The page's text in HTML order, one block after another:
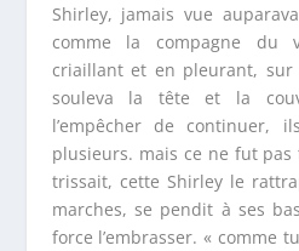
Shirley, jamais vue
comme la compagne du
criaillant et en pleurant,
souleva la tête et la
l’empêcher de continuer,
plusieurs. mais ce ne fut pas
trissait, cette Shirley le
marches, se pendit à ses
force l’embrasser. « comme